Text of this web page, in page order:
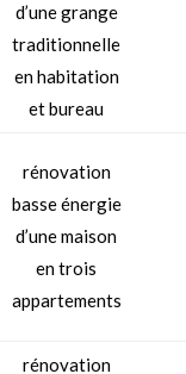
d’une grange
traditionnelle
en habitation
et bureau
rénovation
basse énergie
d’une maison
en trois
appartements
rénovation